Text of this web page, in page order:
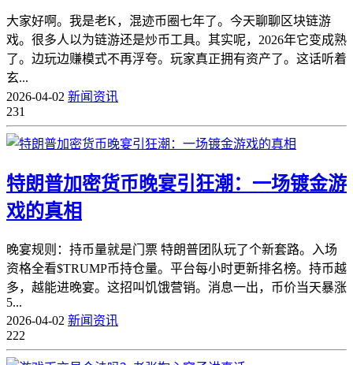
大家好啊。我是老K，混迹币圈七年了。今天聊聊区块链游
戏。很多人以为链游还是炒币工具。其实呢，2026年它变成熟
了。边玩边赚模式不再浮夸。玩家真正拥有资产了。这话听着
玄...
2026-04-02 新闻资讯
231
特朗普加密货币晚宴引狂潮：一场镀金游
戏的真相
晚宴规则：持币量就是门票 特朗普团队玩了个新套路。入场
资格全看$TRUMP币持仓量。平台每小时更新排名榜。持币越
多，越能进晚宴。这招叫饥饿营销。消息一出，币价当天暴涨
5...
2026-04-02 新闻资讯
222